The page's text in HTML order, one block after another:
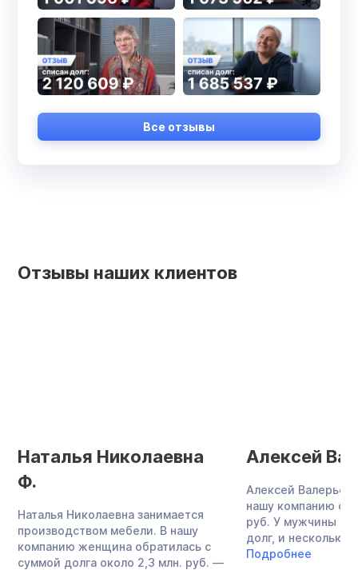
Все отзывы
Отзывы наших клиентов
Наталья Николаевна
Ф.
Наталья Николаевна занимается
производством мебели. В нашу
компанию женщина обратилась с
суммой долга около 2,3 млн. руб. —
Алексей
Алексей
нашу компанию с
руб. У мужчины
долг, и несколько
Подробнее